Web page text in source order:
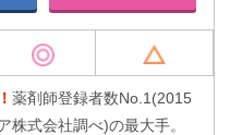
薬剤師登録者数No.1(2015
株式会社調べ)の最大手。